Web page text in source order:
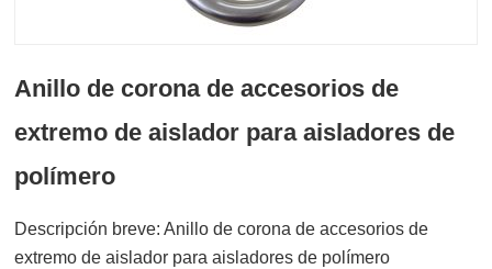
Anillo de corona de accesorios de
extremo de aislador para aisladores de
polímero
Descripción breve: Anillo de corona de accesorios de
extremo de aislador para aisladores de polímero